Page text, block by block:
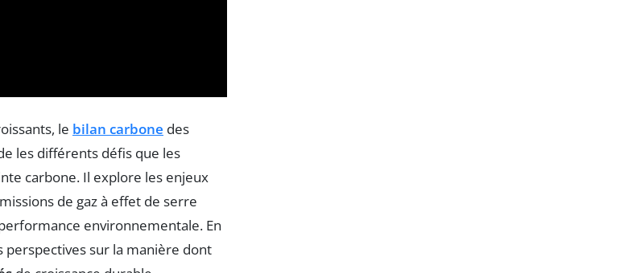
le bilan carbone des
les différents défis que les
carbone. Il explore les enjeux
de gaz à effet de serre
environnementale. En
sur la manière dont